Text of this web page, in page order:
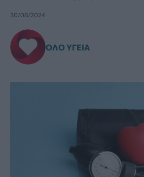
30/08/2024
ΌΛΟ ΥΓΕΊΑ